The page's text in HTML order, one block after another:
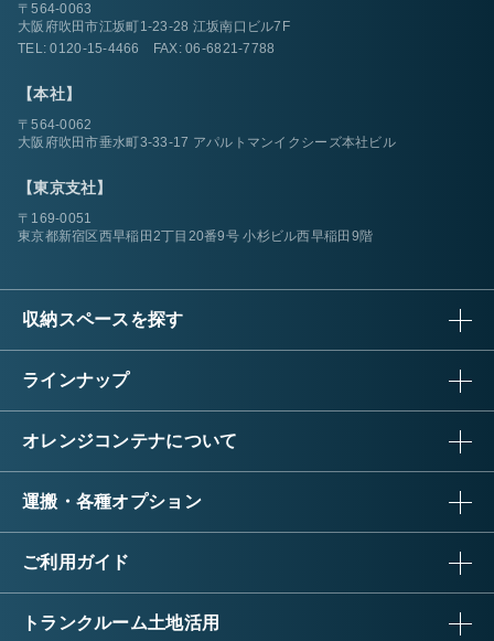
〒564-0063
大阪府吹田市江坂町1-23-28 江坂南口ビル7F
TEL:0120-15-4466 FAX: 06-6821-7788
【本社】
〒564-0062
大阪府吹田市垂水町3-33-17 アパルトマンイクシーズ本社ビル
【東京支社】
〒169-0051
東京都新宿区西早稲田2丁目20番9号 小杉ビル西早稲田9階
収納スペースを探す
ラインナップ
オレンジコンテナについて
運搬・各種オプション
ご利用ガイド
トランクルーム土地活用